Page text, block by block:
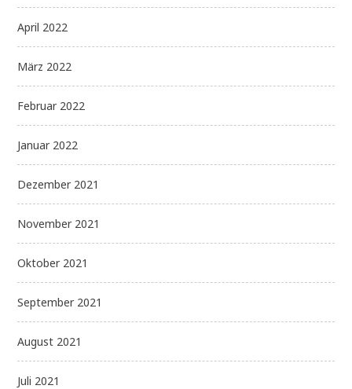
April 2022
März 2022
Februar 2022
Januar 2022
Dezember 2021
November 2021
Oktober 2021
September 2021
August 2021
Juli 2021